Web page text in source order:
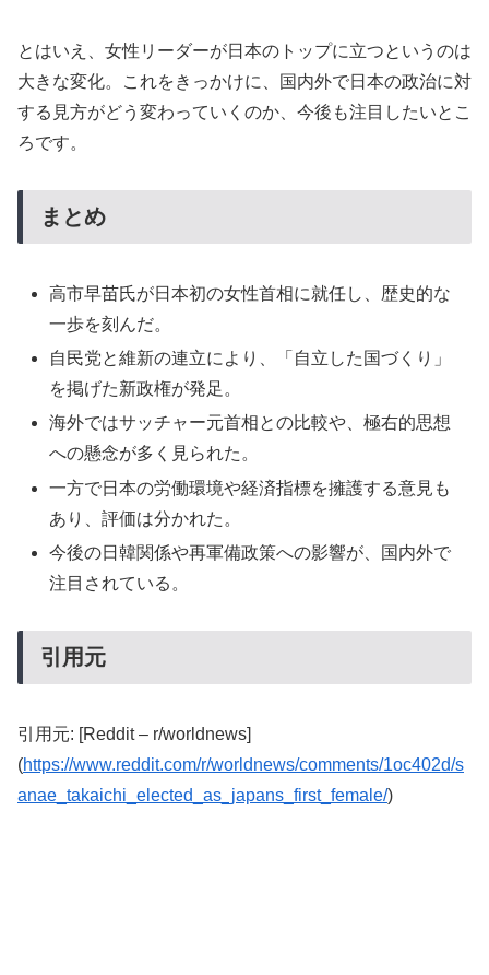
とはいえ、女性リーダーが日本のトップに立つというのは
大きな変化。これをきっかけに、国内外で日本の政治に対
する見方がどう変わっていくのか、今後も注目したいとこ
ろです。
まとめ
高市早苗氏が日本初の女性首相に就任し、歴史的な
一歩を刻んだ。
自民党と維新の連立により、「自立した国づくり」
を掲げた新政権が発足。
海外ではサッチャー元首相との比較や、極右的思想
への懸念が多く見られた。
一方で日本の労働環境や経済指標を擁護する意見も
あり、評価は分かれた。
今後の日韓関係や再軍備政策への影響が、国内外で
注目されている。
引用元
引用元: [Reddit – r/worldnews]
(https://www.reddit.com/r/worldnews/comments/1oc402d/s
anae_takaichi_elected_as_japans_first_female/)